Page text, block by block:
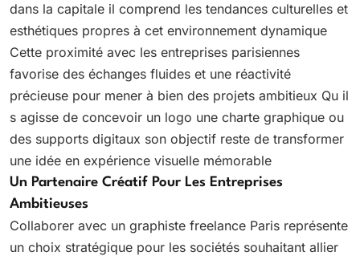
dans la capitale il comprend les tendances culturelles et
esthétiques propres à cet environnement dynamique
Cette proximité avec les entreprises parisiennes
favorise des échanges fluides et une réactivité
précieuse pour mener à bien des projets ambitieux Qu il
s agisse de concevoir un logo une charte graphique ou
des supports digitaux son objectif reste de transformer
une idée en expérience visuelle mémorable
Un Partenaire Créatif Pour Les Entreprises
Ambitieuses
Collaborer avec un graphiste freelance Paris représente
un choix stratégique pour les sociétés souhaitant allier